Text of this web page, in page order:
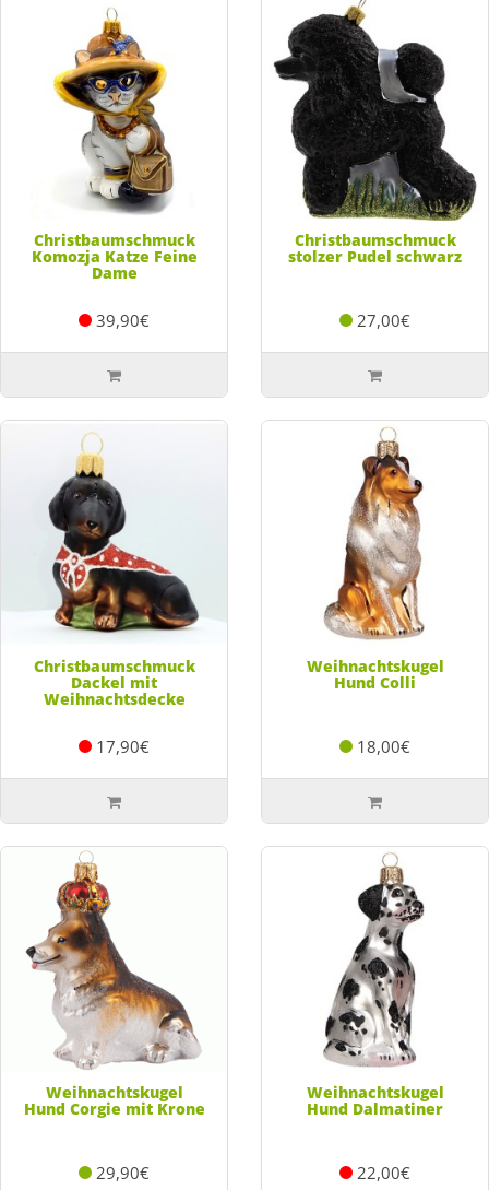
Christbaumschmuck
Komozja Katze Feine
Dame
39,90€
Christbaumschmuck
stolzer Pudel schwarz
27,00€
Christbaumschmuck
Dackel mit
Weihnachtsdecke
17,90€
Weihnachtskugel
Hund Colli
18,00€
Weihnachtskugel
Hund Corgie mit Krone
29,90€
Weihnachtskugel
Hund Dalmatiner
22,00€